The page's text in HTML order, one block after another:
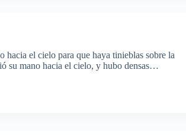
el cielo para que haya tinieblas sobre la
su mano hacia el cielo, y hubo densas…